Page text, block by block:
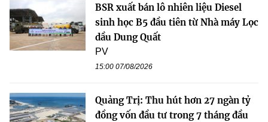
BSR xuất bán lô nhiên liệu Diesel
sinh học B5 đầu tiên từ Nhà máy Lọc
dầu Dung Quất
PV
15:00 07/08/2026
Quảng Trị: Thu hút hơn 27 ngàn tỷ
đồng vốn đầu tư trong 7 tháng đầu